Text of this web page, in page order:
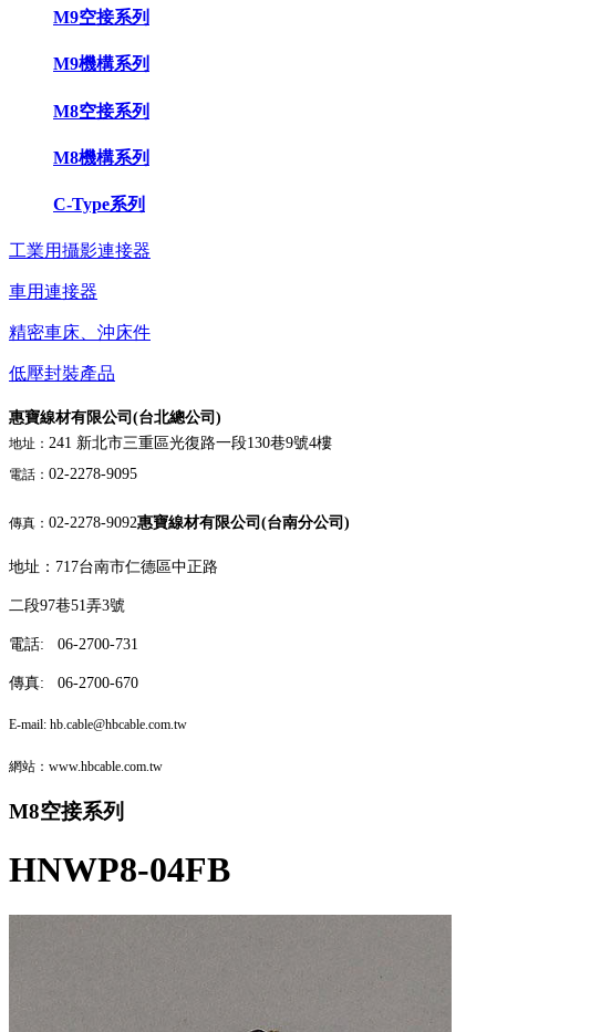
M9空接系列
M9機構系列
M8空接系列
M8機構系列
C-Type系列
工業用攝影連接器
車用連接器
精密車床、沖床件
低壓封裝產品
惠寶線材有限公司(台北總公司)
地址： 241 新北市三重區光復路一段130巷9號4樓
電話： 02-2278-9095
傳真： 02-2278-9092惠寶線材有限公司(台南分公司)
地址：717台南市仁德區中正路
二段97巷51弄3號
電話: 06-2700-731
傳真: 06-2700-670
E-mail: hb.cable@hbcable.com.tw
網站：www.hbcable.com.tw
M8空接系列
HNWP8-04FB